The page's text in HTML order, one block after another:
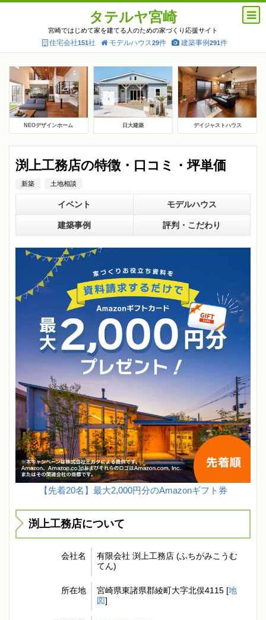
タテルヤ宮崎
宮崎ではじめて家を建てる人のための家づくり応援サイト
住宅会社151社 モデルハウス29件 建築事例291件
NEOデザインホーム 日大建築 デイジャストハウス
渕上工務店の特徴・口コミ・坪単価
新築 土地相談
イベント モデルハウス
建築事例 評判・こだわり
【先着20名】最大2,000円分のAmazonギフト券
渕上工務店について
会社名
有限会社 渕上工務店 (ふちがみこうむ
てん)
所在地 宮崎県東諸県郡綾町大字北俣4115 [地
図 ]